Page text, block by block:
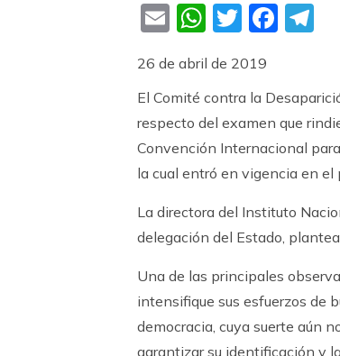
EmailWhatsApp
Twitter
26 de abril de 2019
El Comité contra la
respecto del examen que
Convención Internacional
la cual entró en vigencia en
La directora del Instituto
delegación del Estado,
Una de las principales
intensifique sus esfuerzos de
democracia, cuya suerte aún
garantizar su identificación y